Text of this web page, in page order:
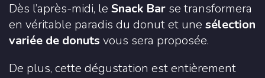
Dès l’après-midi, le Snack Bar se transformera
en véritable paradis du donut et une sélection
variée de donuts vous sera proposée.
De plus, cette dégustation est entièrement